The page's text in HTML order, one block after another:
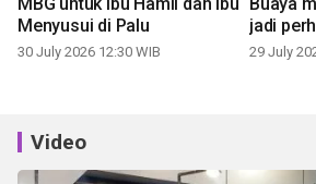
Menyusui di Palu
30 July 2026 12:30 WIB
jadi
29 July
Video